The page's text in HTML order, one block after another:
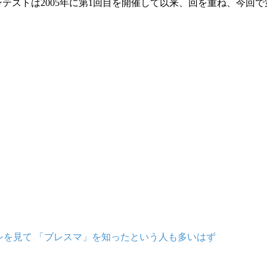
ストは2005年に第1回目を開催して以来、回を重ね、今回で
を見て 「ブレスマ」を知ったという人も多いはず